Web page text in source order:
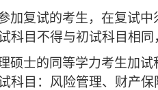
加复试的考生，在复试
科目不得与初试科目相同
硕士的同等学力考生加试
科目： 风险管理、财产